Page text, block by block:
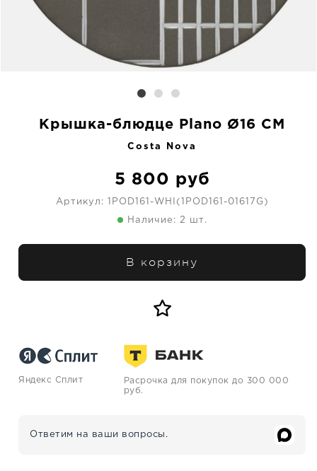
Крышка-блюдце Plano Ø16 CM
Costa Nova
5 800 руб
Артикул: 1POD161-WHI(1POD161-01617G)
Наличие: 2 шт.
В корзину
Яндекс Сплит
Расрочка для покупок до 300 000
руб.
Ответим на ваши вопросы.